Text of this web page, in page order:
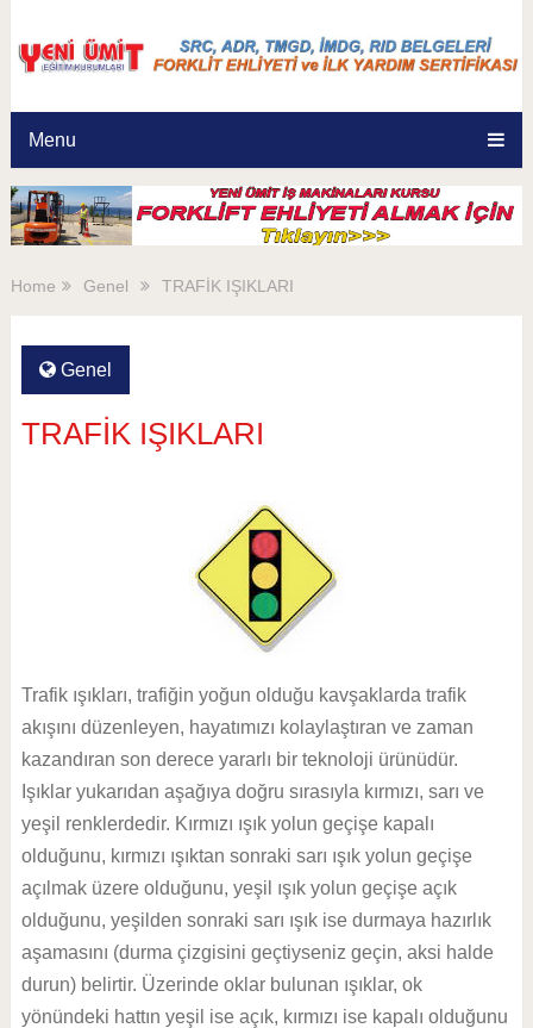
Menu
Home Genel TRAFİK IŞIKLARI
Genel
TRAFİK IŞIKLARI
Trafik ışıkları, trafiğin yoğun olduğu kavşaklarda trafik
akışını düzenleyen, hayatımızı kolaylaştıran ve zaman
kazandıran son derece yararlı bir teknoloji ürünüdür.
Işıklar yukarıdan aşağıya doğru sırasıyla kırmızı, sarı ve
yeşil renklerdedir. Kırmızı ışık yolun geçişe kapalı
olduğunu, kırmızı ışıktan sonraki sarı ışık yolun geçişe
açılmak üzere olduğunu, yeşil ışık yolun geçişe açık
olduğunu, yeşilden sonraki sarı ışık ise durmaya hazırlık
aşamasını (durma çizgisini geçtiyseniz geçin, aksi halde
durun) belirtir. Üzerinde oklar bulunan ışıklar, ok
yönündeki hattın yeşil ise açık, kırmızı ise kapalı olduğunu